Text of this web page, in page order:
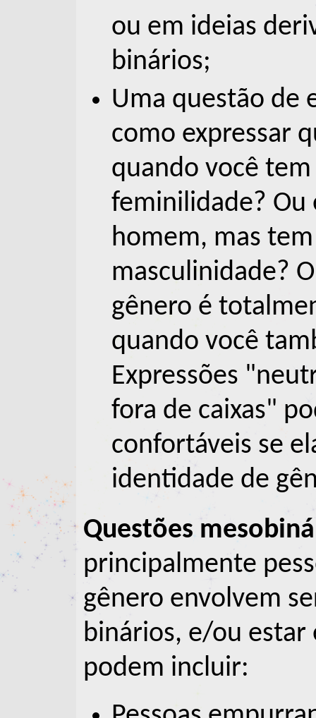
ou em ideias
binários;
Uma questão de
como expressar
quando você
feminilidade? Ou
homem, mas
masculinidade?
gênero é
quando você
Expressões
fora de caixas"
confortáveis se
identidade de
Questões
principalmente
gênero envolvem
binários, e/ou estar
podem incluir: